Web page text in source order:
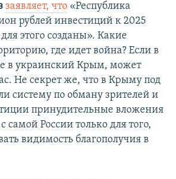
заявляет, что «Республика
рублей инвестиций к 2025
для этого созданы». Какие
где идет война? Если в
в украинский Крым, может
Не секрет же, что в Крыму под
систему по обману зрителей и
принудительные вложения
самой России только для того,
видимость благополучия в